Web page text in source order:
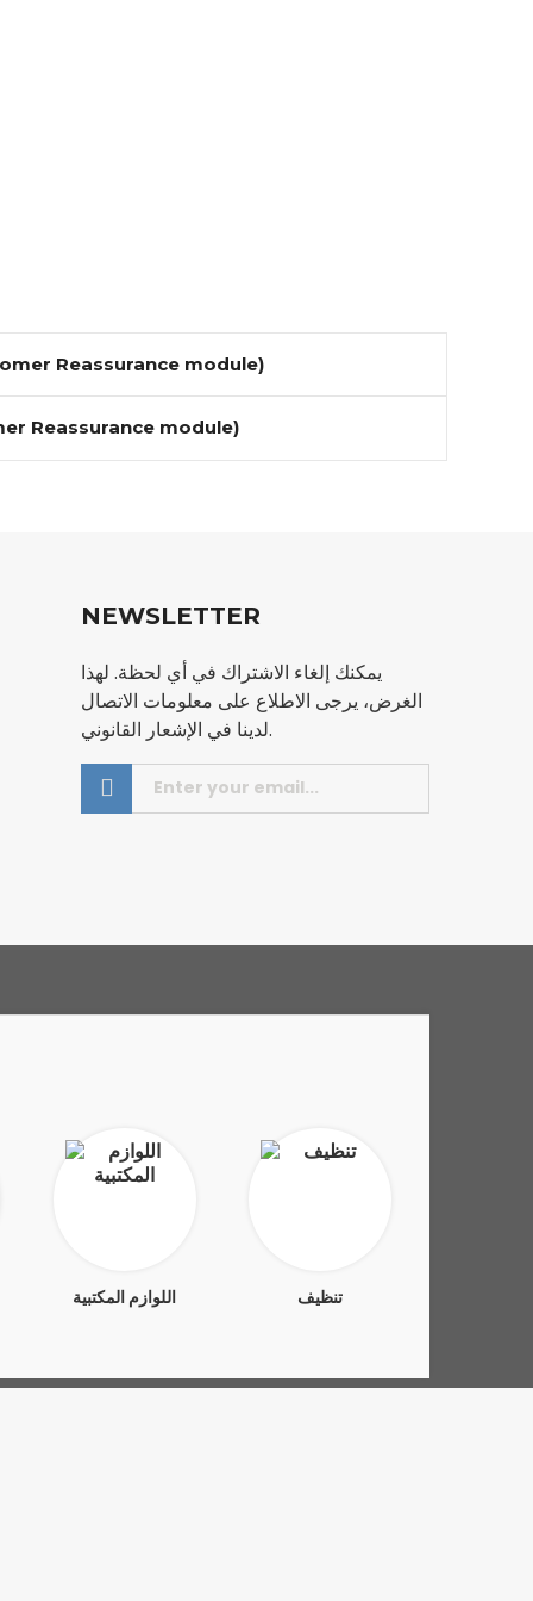
Reassurance module)
Reassurance module)
NEWSLETTER
يمكنك إلغاء الاشتراك في أي لحظة. لهذا
الغرض، يرجى الاطلاع على معلومات الاتصال
لدينا في الإشعار القانوني.
اللوازم المكتبية تنظيف